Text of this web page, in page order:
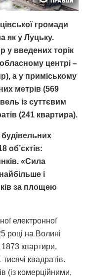
громади
як у Луцьку.
у введених торік
центрі –
а у приміському
метрів (569
із суттєвим
(241 квартира).
будівельних
об’єктів:
«Сила
і
за площею
електронної
році на Волині
квартири,
квадратів.
(із комерційними,